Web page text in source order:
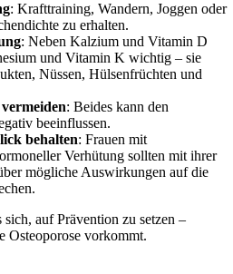
: Krafttraining, Wandern, Joggen oder
zu erhalten.
: Neben Kalzium und Vitamin D
und Vitamin K wichtig – sie
Nüssen, Hülsenfrüchten und
: Beides kann den
beeinflussen.
behalten: Frauen mit
Verhütung sollten mit ihrer
mögliche Auswirkungen auf die
auf Prävention zu setzen –
Osteoporose vorkommt.